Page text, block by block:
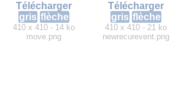
Télécharger
gris flèche
410 x 410 - 14 ko
move.png
Télécharger
gris flèche
410 x 410 - 21 ko
newrecurevent.png